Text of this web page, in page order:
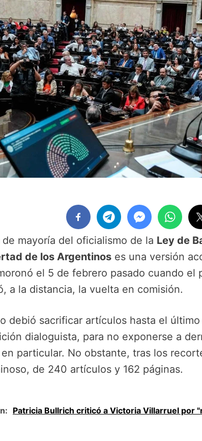
mayoría del oficialismo de la Ley de
de los Argentinos es una versión
el 5 de febrero pasado cuando el
a la distancia, la vuelta en comisión.
debió sacrificar artículos hasta el
dialoguista, para no exponerse a
particular. No obstante, tras los
de 240 artículos y 162 páginas.
Patricia Bullrich criticó a Victoria Villarruel por